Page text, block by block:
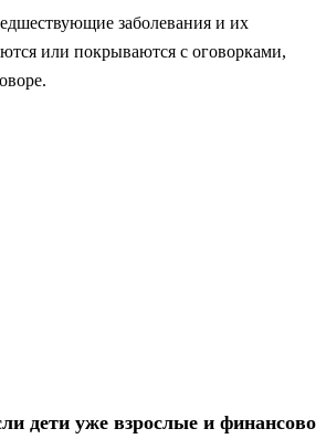
заболевания и их
или покрываются с оговорками,
дети уже взрослые и финансово